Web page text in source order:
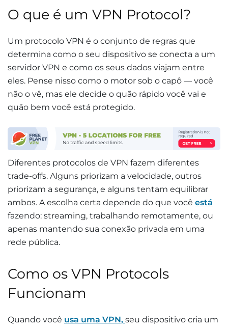
O que é um VPN Protocol?
Um protocolo VPN é o conjunto de regras que
determina como o seu dispositivo se conecta a um
servidor VPN e como os seus dados viajam entre
eles. Pense nisso como o motor sob o capô — você
não o vê, mas ele decide o quão rápido você vai e
quão bem você está protegido.
Diferentes protocolos de VPN fazem diferentes
trade-offs. Alguns priorizam a velocidade, outros
priorizam a segurança, e alguns tentam equilibrar
ambos. A escolha certa depende do que você está
fazendo: streaming, trabalhando remotamente, ou
apenas mantendo sua conexão privada em uma
rede pública.
Como os VPN Protocols
Funcionam
Quando você usa uma VPN, seu dispositivo cria um